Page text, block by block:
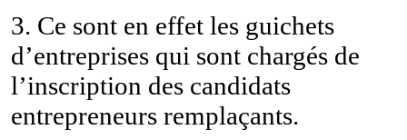
3. Ce sont en effet les guichets
d’entreprises qui sont chargés de
l’inscription des candidats
entrepreneurs remplaçants.